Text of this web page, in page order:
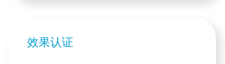
效果认证